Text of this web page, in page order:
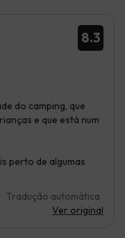
8.3
do camping, que
e que está num
perto de algumas
Tradução automática
Ver original